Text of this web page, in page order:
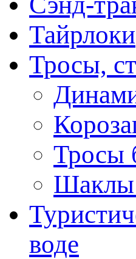
Тайрлоки
Тросы,
Тросы
Шаклы
воде